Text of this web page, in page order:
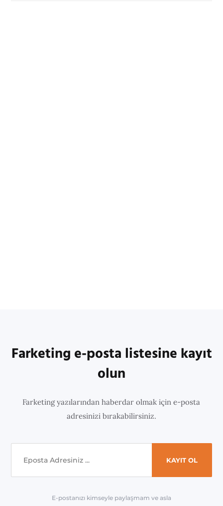
Farketing e-posta listesine kayıt
olun
Farketing yazılarından haberdar olmak için e-posta
adresinizi bırakabilirsiniz.
E-postanızı kimseyle paylaşmam ve asla